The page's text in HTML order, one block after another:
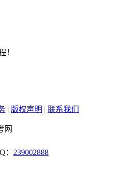
！
| 版权声明 | 联系我们
网
239002888